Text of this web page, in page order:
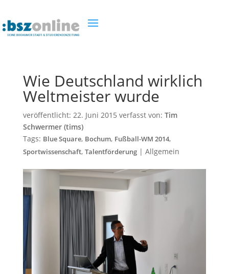
Wie Deutschland wirklich
Weltmeister wurde
veröffentlicht: 22. Juni 2015 verfasst von: Tim
Schwermer (tims)
Tags: Blue Square, Bochum, Fußball-WM 2014,
Sportwissenschaft, Talentförderung| Allgemein